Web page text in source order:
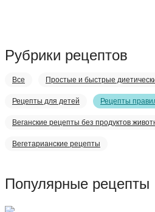
Рубрики рецептов
Все Простые и быстрые
Рецепты для детей Рецепты
Веганские рецепты без продуктов
Вегетарианские рецепты
Популярные рецепты